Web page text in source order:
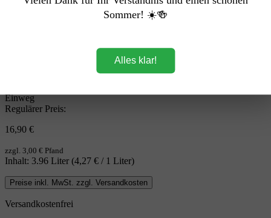
Einweg
Regulärer Preis:
16,90 €
zzgl. 3,00 € Pfand
Inhalt: 3.96 Liter (4,27 € / 1 Liter)
Preise inkl. MwSt. zzgl. Versandkosten
Versandkostenfrei
Sommer! ☀️🍻
Alles klar!